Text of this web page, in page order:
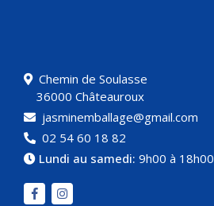
Chemin de Soulasse
36000 Châteauroux
jasminemballage@gmail.com
02 54 60 18 82
Lundi au samedi: 9h00 à 18h00